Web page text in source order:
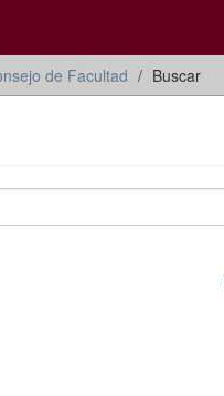
de Facultad Buscar